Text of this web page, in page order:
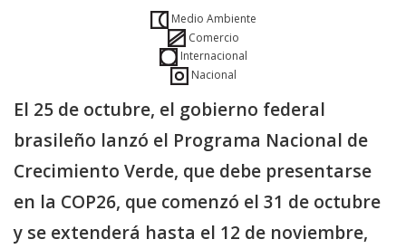
Medio Ambiente
Comercio
Internacional
Nacional
El 25 de octubre, el gobierno federal
brasileño lanzó el Programa Nacional de
Crecimiento Verde, que debe presentarse
en la COP26, que comenzó el 31 de octubre
y se extenderá hasta el 12 de noviembre,